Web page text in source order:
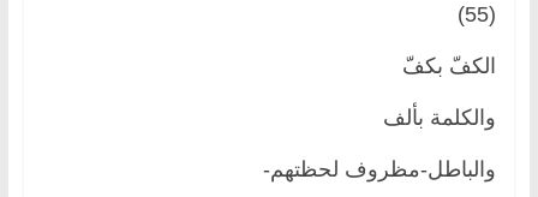
(55)
الكفّ بكفّ
والكلمة بألف
والباطل-مظروف لحظتهم-